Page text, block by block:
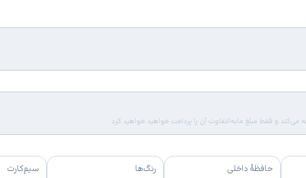
و فقط مبلغ مابه‌التفاوت آن را پرداخت خواهید خواهید کرد.
حافظهٔ داخلی
رنگ‌ها
سیم‌کارت